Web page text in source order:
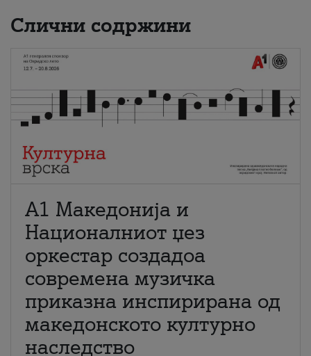
Слични содржини
А1 Македонија и
Националниот џез
оркестар создадоа
современа музичка
приказна инспирирана од
македонското културно
наследство